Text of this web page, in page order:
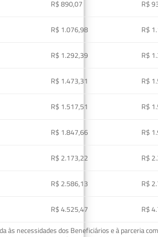
R$ 890,07
R$
R$ 1.076,98
R$
R$ 1.292,39
R$
R$ 1.473,31
R$
R$ 1.517,51
R$
R$ 1.847,66
R$
R$ 2.173,22
R$
R$ 2.586,13
R$
R$ 4.525,47
R$
necessidades dos Beneficiários e à parceria